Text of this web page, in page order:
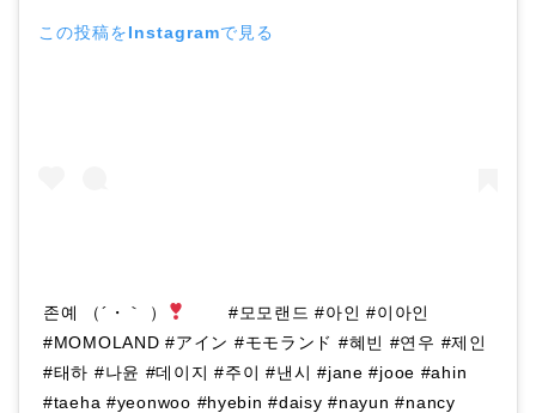
この投稿をInstagramで見る
존예 （´・｀ ）
⠀ ⠀ #모모랜드 #아인 #이아인
#MOMOLAND #アイン #モモランド #혜빈 #연우 #제인
#태하 #나윤 #데이지 #주이 #낸시 #jane #jooe #ahin
#taeha #yeonwoo #hyebin #daisy #nayun #nancy